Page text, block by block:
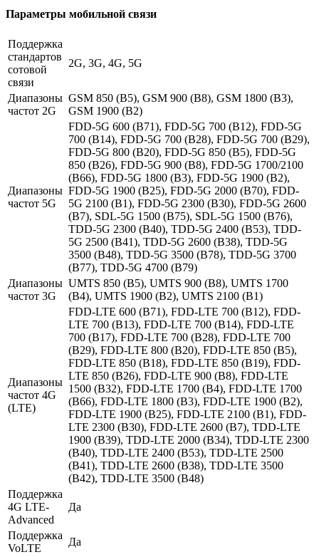
Параметры мобильной связи
Поддержка
стандартов
сотовой
связи
2G, 3G, 4G, 5G
Диапазоны
частот 2G
GSM 850 (B5), GSM 900 (B8), GSM 1800 (B3),
GSM 1900 (B2)
Диапазоны
частот 5G
FDD-5G 600 (B71), FDD-5G 700 (B12), FDD-5G
700 (B14), FDD-5G 700 (B28), FDD-5G 700 (B29),
FDD-5G 800 (B20), FDD-5G 850 (B5), FDD-5G
850 (B26), FDD-5G 900 (B8), FDD-5G 1700/2100
(B66), FDD-5G 1800 (B3), FDD-5G 1900 (B2),
FDD-5G 1900 (B25), FDD-5G 2000 (B70), FDD-
5G 2100 (B1), FDD-5G 2300 (B30), FDD-5G 2600
(B7), SDL-5G 1500 (B75), SDL-5G 1500 (B76),
TDD-5G 2300 (B40), TDD-5G 2400 (B53), TDD-
5G 2500 (B41), TDD-5G 2600 (B38), TDD-5G
3500 (B48), TDD-5G 3500 (B78), TDD-5G 3700
(B77), TDD-5G 4700 (B79)
Диапазоны
частот 3G
UMTS 850 (B5), UMTS 900 (B8), UMTS 1700
(B4), UMTS 1900 (B2), UMTS 2100 (B1)
Диапазоны
частот 4G
(LTE)
FDD-LTE 600 (B71), FDD-LTE 700 (B12), FDD-
LTE 700 (B13), FDD-LTE 700 (B14), FDD-LTE
700 (B17), FDD-LTE 700 (B28), FDD-LTE 700
(B29), FDD-LTE 800 (B20), FDD-LTE 850 (B5),
FDD-LTE 850 (B18), FDD-LTE 850 (B19), FDD-
LTE 850 (B26), FDD-LTE 900 (B8), FDD-LTE
1500 (B32), FDD-LTE 1700 (B4), FDD-LTE 1700
(B66), FDD-LTE 1800 (B3), FDD-LTE 1900 (B2),
FDD-LTE 1900 (B25), FDD-LTE 2100 (B1), FDD-
LTE 2300 (B30), FDD-LTE 2600 (B7), TDD-LTE
1900 (B39), TDD-LTE 2000 (B34), TDD-LTE 2300
(B40), TDD-LTE 2400 (B53), TDD-LTE 2500
(B41), TDD-LTE 2600 (B38), TDD-LTE 3500
(B42), TDD-LTE 3500 (B48)
Поддержка
4G LTE-
Advanced
Да
Поддержка
VoLTE
Да